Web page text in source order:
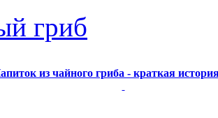
гриб
из чайного гриба - краткая